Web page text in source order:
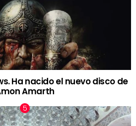
Ha nacido el nuevo disco de
Amarth